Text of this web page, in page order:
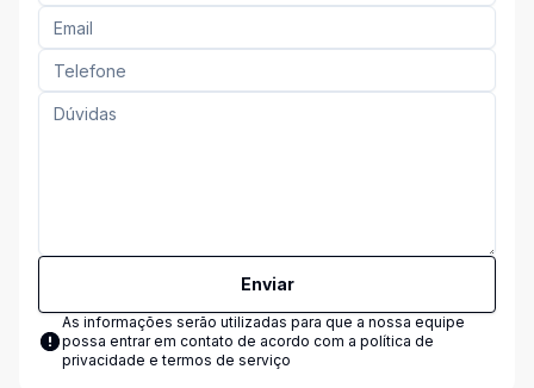
Enviar
As informações serão utilizadas para que a nossa equipe
possa entrar em contato de acordo com a política de
privacidade e termos de serviço